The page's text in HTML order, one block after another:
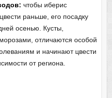
чтобы иберис
раньше, его посадку
осенью. Кусты,
отличаются особой
и начинают цвести
от региона.